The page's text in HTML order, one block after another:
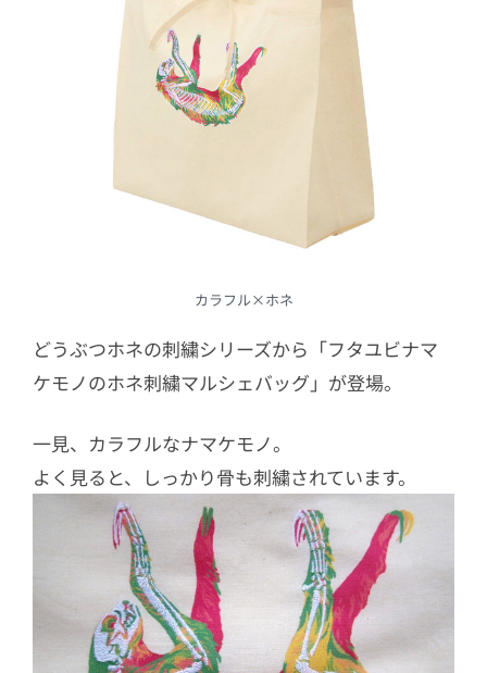
カラフル×ホネ
どうぶつホネの刺繍シリーズから「フタユビナマ
ケモノのホネ刺繍マルシェバッグ」が登場。
一見、カラフルなナマケモノ。
よく見ると、しっかり骨も刺繍されています。